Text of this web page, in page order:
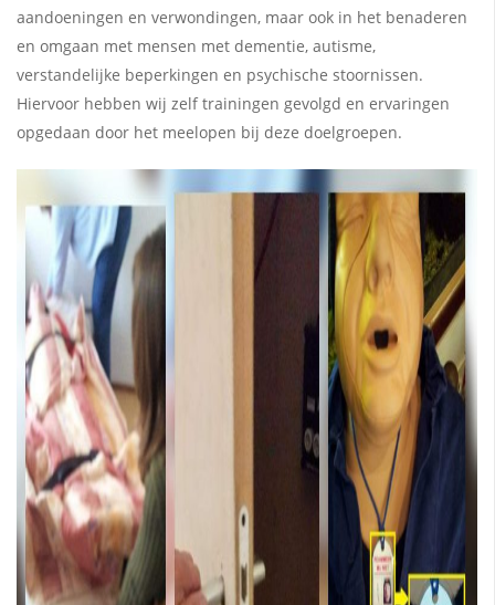
aandoeningen en verwondingen, maar ook in het benaderen
en omgaan met mensen met dementie, autisme,
verstandelijke beperkingen en psychische stoornissen.
Hiervoor hebben wij zelf trainingen gevolgd en ervaringen
opgedaan door het meelopen bij deze doelgroepen.